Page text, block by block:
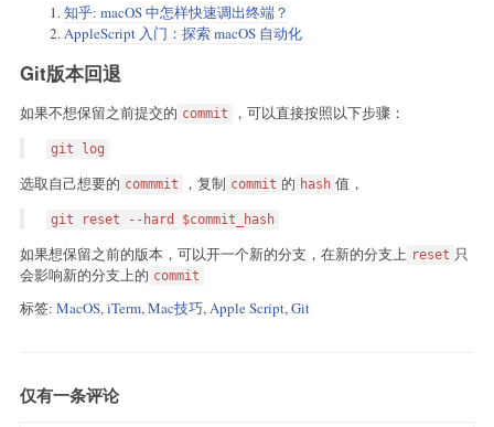
知乎: macOS 中怎样快速调出终端？
AppleScript 入门：探索 macOS 自动化
Git版本回退
如果不想保留之前提交的 commit ，可以直接按照以下步骤：
git log
选取自己想要的 commmit ，复制 commit 的 hash 值，
git reset --hard $commit_hash
如果想保留之前的版本，可以开一个新的分支，在新的分支上 reset 只
会影响新的分支上的 commit
标签: MacOS,iTerm,Mac技巧,Apple Script,Git
仅有一条评论